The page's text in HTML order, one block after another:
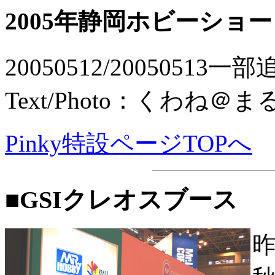
2005年静岡ホビーショ
20050512/20050513一部
Text/Photo：くわね＠ま
Pinky特設ページTOPへ
■GSIクレオスブース